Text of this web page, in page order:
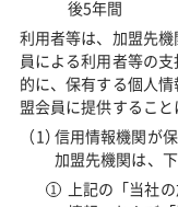
後5年間
利用者等は、加盟先
員による利用者等の
的に、保有する個人
盟会員に提供すること
信用情報機関が
加盟先機関は、
上記の「当社